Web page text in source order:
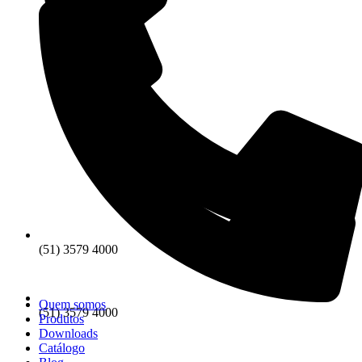
(51) 3579 4000
(51) 3579 4000
Quem somos
Produtos
Downloads
Catálogo